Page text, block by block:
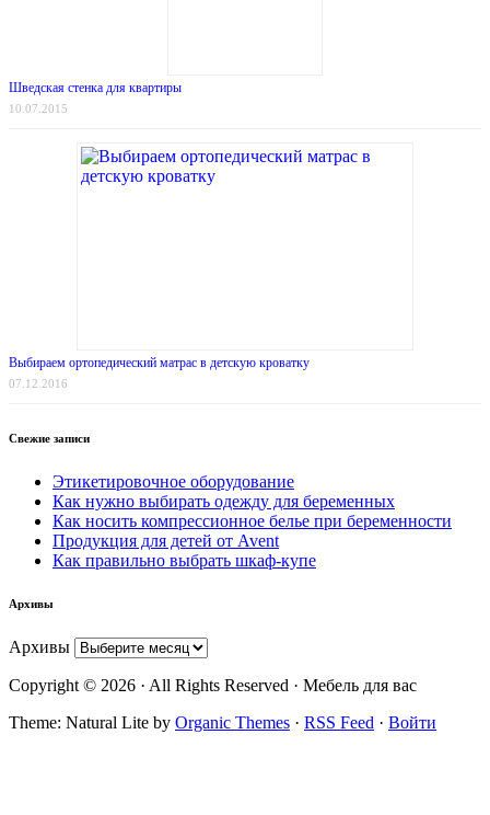
Шведская стенка для квартиры
10.07.2015
Выбираем ортопедический матрас в детскую кроватку
07.12.2016
Свежие записи
Этикетировочное оборудование
Как нужно выбирать одежду для беременных
Как носить компрессионное белье при беременности
Продукция для детей от Avent
Как правильно выбрать шкаф-купе
Архивы
Архивы
Copyright © 2026 · All Rights Reserved · Мебель для вас
Theme: Natural Lite by Organic Themes · RSS Feed · Войти